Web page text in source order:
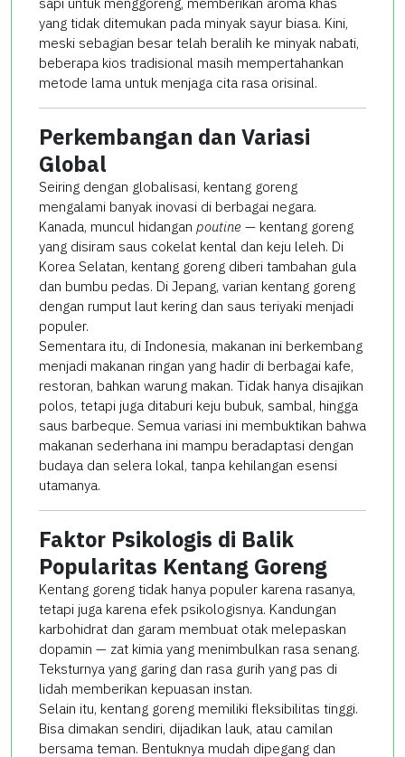
yang tidak ditemukan pada minyak sayur biasa. Kini,
meski sebagian besar telah beralih ke minyak nabati,
beberapa kios tradisional masih mempertahankan
metode lama untuk menjaga cita rasa orisinal.
Perkembangan dan Variasi
Global
Seiring dengan globalisasi, kentang goreng
mengalami banyak inovasi di berbagai negara.
Kanada, muncul hidangan poutine — kentang goreng
yang disiram saus cokelat kental dan keju leleh. Di
Korea Selatan, kentang goreng diberi tambahan gula
dan bumbu pedas. Di Jepang, varian kentang goreng
dengan rumput laut kering dan saus teriyaki menjadi
populer.
Sementara itu, di Indonesia, makanan ini berkembang
menjadi makanan ringan yang hadir di berbagai kafe,
restoran, bahkan warung makan. Tidak hanya disajikan
polos, tetapi juga ditaburi keju bubuk, sambal, hingga
saus barbeque. Semua variasi ini membuktikan bahwa
makanan sederhana ini mampu beradaptasi dengan
budaya dan selera lokal, tanpa kehilangan esensi
utamanya.
Faktor Psikologis di Balik
Popularitas Kentang Goreng
Kentang goreng tidak hanya populer karena rasanya,
tetapi juga karena efek psikologisnya. Kandungan
karbohidrat dan garam membuat otak melepaskan
dopamin — zat kimia yang menimbulkan rasa senang.
Teksturnya yang garing dan rasa gurih yang pas di
lidah memberikan kepuasan instan.
Selain itu, kentang goreng memiliki fleksibilitas tinggi.
Bisa dimakan sendiri, dijadikan lauk, atau camilan
bersama teman. Bentuknya mudah dipegang dan